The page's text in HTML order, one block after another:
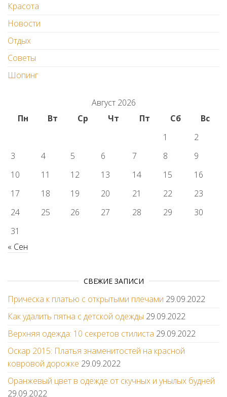
Красота
Новости
Отдых
Советы
Шопинг
Август 2026
Пн
Вт Ср Чт Пт Сб
Вс
1
2
3
4 5 6 7 8
9
10
11 12 13 14 15
16
17
18 19 20 21 22
23
24
25 26 27 28 29
30
31
« Сен
СВЕЖИЕ ЗАПИСИ
Прическа к платью с открытыми плечами 29.09.2022
Как удалить пятна с детской одежды 29.09.2022
Верхняя одежда: 10 секретов стилиста 29.09.2022
Оскар 2015: Платья знаменитостей на красной
ковровой дорожке 29.09.2022
Оранжевый цвет в одежде от скучных и унылых будней
29.09.2022